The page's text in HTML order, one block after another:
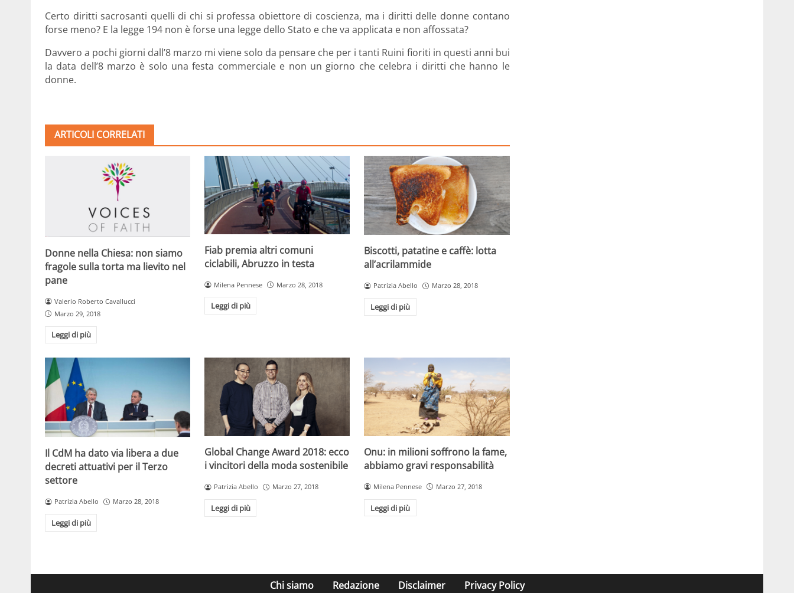
Certo diritti sacrosanti quelli di chi si professa obiettore di coscienza, ma i diritti delle donne contano
forse meno? E la legge 194 non è forse una legge dello Stato e che va applicata e non affossata?
Davvero a pochi giorni dall’8 marzo mi viene solo da pensare che per i tanti Ruini fioriti in questi anni bui
la data dell’8 marzo è solo una festa commerciale e non un giorno che celebra i diritti che hanno le
donne.
ARTICOLI CORRELATI
Donne nella Chiesa: non siamo
fragole sulla torta ma lievito nel
pane
Valerio Roberto Cavallucci
Marzo 29, 2018
Leggi di più
Fiab premia altri comuni
ciclabili, Abruzzo in testa
Milena Pennese Marzo 28, 2018
Leggi di più
Biscotti, patatine e caffè: lotta
all’acrilammide
Patrizia Abello Marzo 28, 2018
Leggi di più
Il CdM ha dato via libera a due
decreti attuativi per il Terzo
settore
Patrizia Abello Marzo 28, 2018
Leggi di più
Global Change Award 2018: ecco
i vincitori della moda sostenibile
Patrizia Abello Marzo 27, 2018
Leggi di più
Onu: in milioni soffrono la fame,
abbiamo gravi responsabilità
Milena Pennese Marzo 27, 2018
Leggi di più
Chi siamo Redazione Disclaimer Privacy Policy